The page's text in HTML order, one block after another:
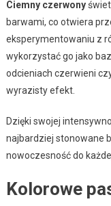
Ciemny czerwony
barwami, co otwiera
eksperymentowaniu z
wykorzystać go jako
odcieniach czerwieni
wyrazisty efekt.
Dzięki swojej
najbardziej stonowane
nowoczesność do
Kolorowe